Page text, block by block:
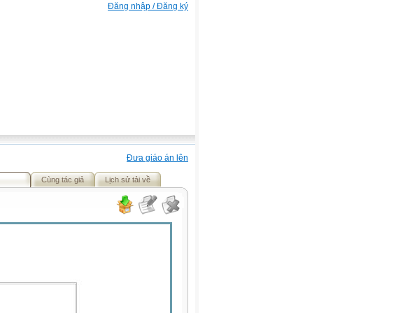
Đăng nhập / Đăng ký
Đưa giáo án lên
Cùng tác giả Lịch sử tải về